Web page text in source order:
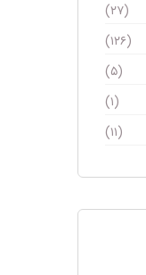
(۲۷)
(۱۲۶)
(۵)
(۱)
(۱۱)